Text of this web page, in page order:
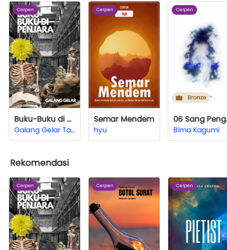
Cerpen
Buku-Buku di Penjara
Galang Gelar Taqwa
Cerpen
Semar Mendem
hyu
Cerpen
Bronze
06
Bima Kagumi
Rekomendasi
Cerpen Cerpen Cerpen